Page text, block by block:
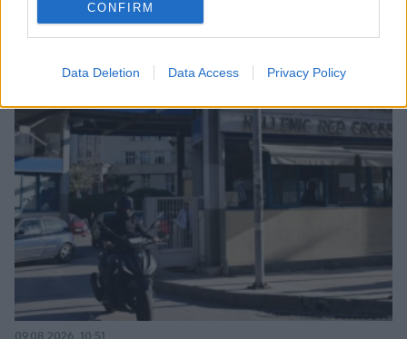
CONFIRM
Data Deletion Data Access Privacy Policy